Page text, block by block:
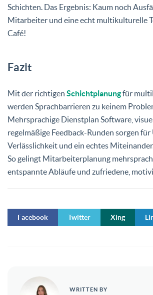
Schichten. Das Ergebnis: Kaum noch
Mitarbeiter und eine echt multikulturelle
Café!
Fazit
Mit der richtigen Schichtplanungfür
werden Sprachbarrieren zu keinem
Mehrsprachige Dienstplan Software,
regelmäßige Feedback-Runden sorgen für
Verlässlichkeit und ein echtes
So gelingt Mitarbeiterplanung
entspannte Abläufe und zufriedene,
Facebook Twitter Xing
WRITTEN BY